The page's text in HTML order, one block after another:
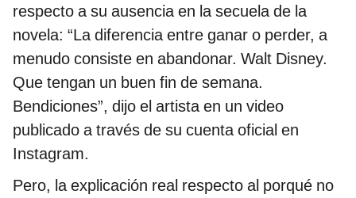
respecto a su ausencia en la secuela de la
novela: “La diferencia entre ganar o perder, a
menudo consiste en abandonar. Walt Disney.
Que tengan un buen fin de semana.
Bendiciones”, dijo el artista en un video
publicado a través de su cuenta oficial en
Instagram.
Pero, la explicación real respecto al porqué no